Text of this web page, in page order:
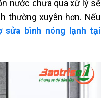
nước chưa qua xử lý sẽ
thường xuyên hơn. Nếu
sửa bình nóng lạnh tại